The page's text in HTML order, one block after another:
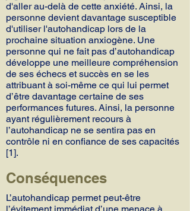
d'aller au-delà de cette anxiété. Ainsi, la
personne devient davantage susceptible
d'utiliser l'autohandicap lors de la
prochaine situation anxiogène. Une
personne qui ne fait pas d’autohandicap
développe une meilleure compréhension
de ses échecs et succès en se les
attribuant à soi-même ce qui lui permet
d’être davantage certaine de ses
performances futures. Ainsi, la personne
ayant régulièrement recours à
l’autohandicap ne se sentira pas en
contrôle ni en confiance de ses capacités
[1].
Conséquences
L’autohandicap permet peut-être